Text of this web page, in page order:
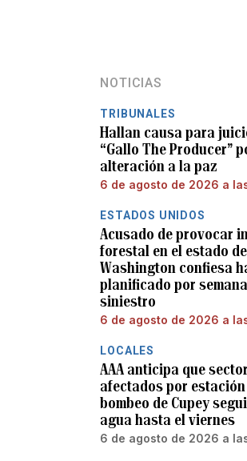
NOTICIAS
TRIBUNALES
Hallan causa para
“Gallo The Producer”
alteración a la paz
6 de agosto de 2026 a
ESTADOS UNIDOS
Acusado de provocar
forestal en el estado de
Washington confiesa
planificado por
siniestro
6 de agosto de 2026 a
LOCALES
AAA anticipa que
afectados por
bombeo de Cupey
agua hasta el viernes
6 de agosto de 2026 a